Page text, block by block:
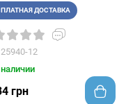
ДОСТАВКА
12
грн